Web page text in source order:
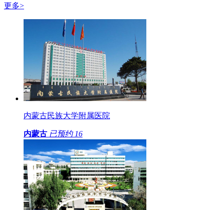
更多>
内蒙古民族大学附属医院
内蒙古 已预约 16